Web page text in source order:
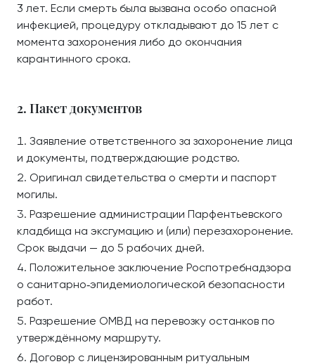
3 лет. Если смерть была вызвана особо опасной
инфекцией, процедуру откладывают до 15 лет с
момента захоронения либо до окончания
карантинного срока.
2. Пакет документов
Заявление ответственного за захоронение лица
и документы, подтверждающие родство.
Оригинал свидетельства о смерти и паспорт
могилы.
Разрешение администрации Парфентьевского
кладбища на эксгумацию и (или) перезахоронение.
Срок выдачи — до 5 рабочих дней.
Положительное заключение Роспотребнадзора
о санитарно‑эпидемиологической безопасности
работ.
Разрешение ОМВД на перевозку останков по
утверждённому маршруту.
Договор с лицензированным ритуальным